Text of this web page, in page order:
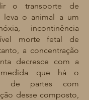
o transporte de
o animal a um
incontinência
morte fetal de
a concentração
decresce com a
medida que há o
de partes com
desse composto,